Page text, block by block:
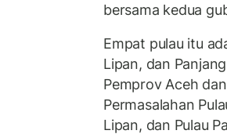
bersama kedua
Empat pulau itu
Lipan, dan
Pemprov Aceh
Permasalahan
Lipan, dan Pulau